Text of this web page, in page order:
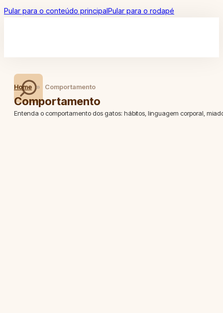
Pular para o conteúdo principalPular para o rodapé
Home » Comportamento
Comportamento
Entenda o comportamento dos gatos: hábitos, linguagem corporal,